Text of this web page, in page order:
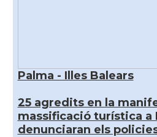
Palma - Illes Balears
25 agredits en la
massificació turística a
denunciaran els